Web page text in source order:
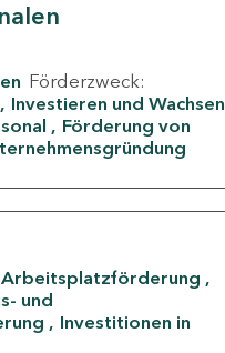
Förderzweck:
Investieren und Wachsen
Förderung von
Arbeitsplatzförderung
und
Investitionen in